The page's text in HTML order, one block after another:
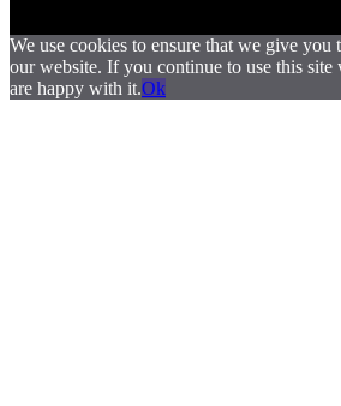
We use cookies to ensure that we give you
our website. If you continue to use this site
are happy with it.Ok